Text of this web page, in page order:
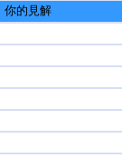
你的見解